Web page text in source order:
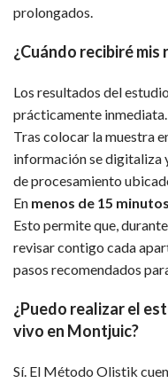
prolongados.
¿Cuándo recibiré
Los resultados del
prácticamente inmediata.
Tras colocar la muestra
información se digitaliza
de procesamiento
En menos de 15 minutos
Esto permite que,
revisar contigo cada
pasos recomendados
¿Puedo realizar el
vivo en Montjuic?
Sí. El Método Olistik